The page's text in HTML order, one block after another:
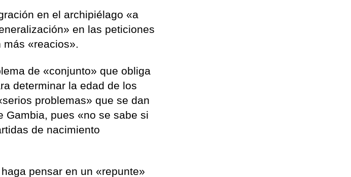
en el archipiélago «a
en las peticiones
«reacios».
de «conjunto» que obliga
determinar la edad de los
problemas» que se dan
Gambia, pues «no se sabe si
de nacimiento
pensar en un «repunte»